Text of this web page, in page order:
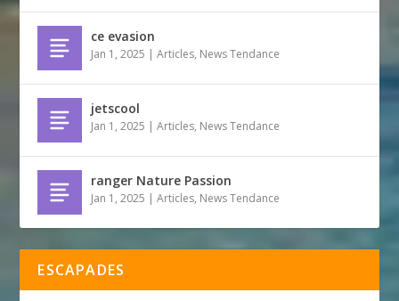
ce evasion
Jan 1, 2025 |Articles, News Tendance
jetscool
Jan 1, 2025 |Articles, News Tendance
ranger Nature Passion
Jan 1, 2025 |Articles, News Tendance
ESCAPADES